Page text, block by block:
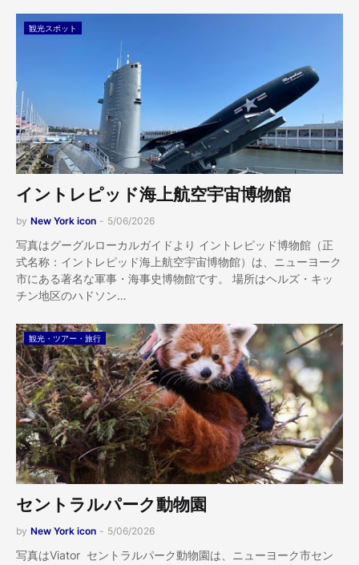
観光スポット
イントレピッド海上航空宇宙博物館
by New York icon - 5/06/2026
写真はグーグルローカルガイドより イントレピッド博物館（正
式名称：イントレピッド海上航空宇宙博物館）は、ニューヨーク
市にある著名な軍事・海事史博物館です。 場所はヘルズ・キッ
チン地区のハドソン…
観光・ツアー・旅行
セントラルパーク動物園
by New York icon - 5/06/2026
写真はViator セントラルパーク動物園は、ニューヨーク市セン